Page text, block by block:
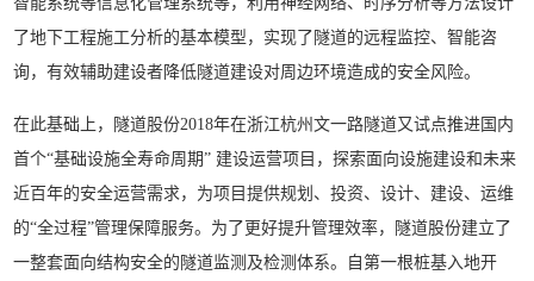
了地下工程施工分析的基本模型，实现了隧道的远程监控、智能咨
询，有效辅助建设者降低隧道建设对周边环境造成的安全风险。
在此基础上，隧道股份2018年在浙江杭州文一路隧道又试点推进国内
首个“基础设施全寿命周期” 建设运营项目，探索面向设施建设和未来
近百年的安全运营需求，为项目提供规划、投资、设计、建设、运维
的“全过程”管理保障服务。为了更好提升管理效率，隧道股份建立了
一整套面向结构安全的隧道监测及检测体系。自第一根桩基入地开